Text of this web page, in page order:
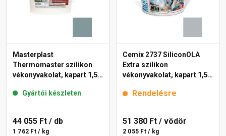
Masterplast
Thermomaster szilikon
vékonyvakolat, kapart 1,5
Gyártói készleten
44 055 Ft / db
1 762 Ft / kg
Cemix 2737 SiliconOLA
Extra szilikon
vékonyvakolat, kapart 1,5
Rendelésre
51 380 Ft / vödör
2 055 Ft / kg